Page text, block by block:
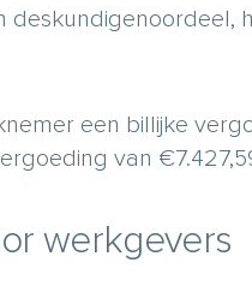
deskundigenoordeel,
een billijke
van
werkgevers